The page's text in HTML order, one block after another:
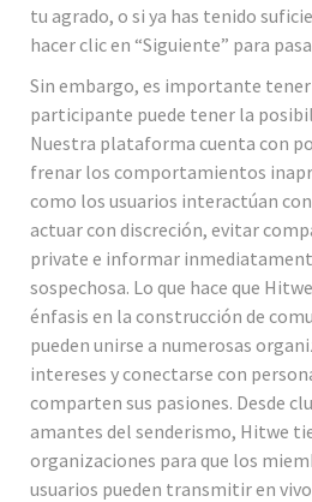
tu agrado, o si ya has tenido
hacer clic en “Siguiente” para
Sin embargo, es importante
participante puede tener la
Nuestra plataforma cuenta con
frenar los comportamientos
como los usuarios interactúan
actuar con discreción, evitar
private e informar
sospechosa. Lo que hace que
énfasis en la construcción de
pueden unirse a numerosas
intereses y conectarse con
comparten sus pasiones. Desde
amantes del senderismo, Hitwe
organizaciones para que los
usuarios pueden transmitir en